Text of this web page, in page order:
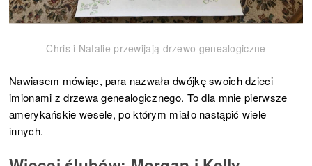
Chris i Natalie przewijają drzewo genealogiczne
Nawiasem mówiąc, para nazwała dwójkę swoich dzieci
imionami z drzewa genealogicznego. To dla mnie pierwsze
amerykańskie wesele, po którym miało nastąpić wiele
innych.